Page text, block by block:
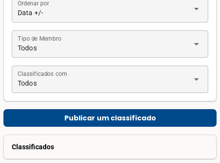
Data +/-
Ordenar por arrow_drop_down
Todos
Tipo de Membro arrow_drop_down
Todos
Classificados com arrow_drop_down
Publicar um classificado
Classificados